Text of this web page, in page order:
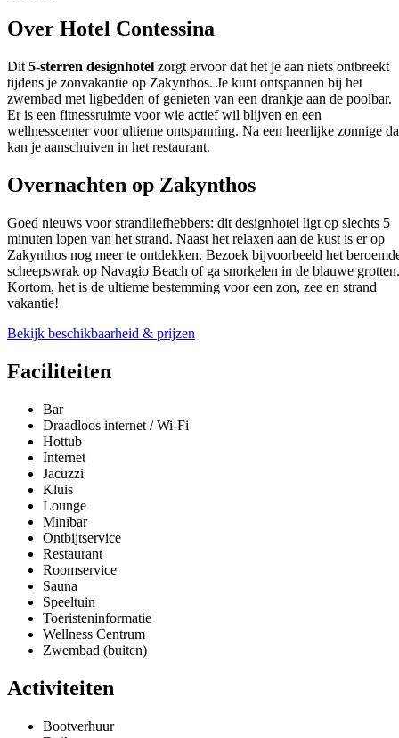
Over Hotel Contessina
Dit 5-sterren designhotel zorgt ervoor dat het je aan niets ontbreekt
tijdens je zonvakantie op Zakynthos. Je kunt ontspannen bij het
zwembad met ligbedden of genieten van een drankje aan de poolbar.
Er is een fitnessruimte voor wie actief wil blijven en een
wellnesscenter voor ultieme ontspanning. Na een heerlijke zonnige
kan je aanschuiven in het restaurant.
Overnachten op Zakynthos
Goed nieuws voor strandliefhebbers: dit designhotel ligt op slechts 5
minuten lopen van het strand. Naast het relaxen aan de kust is er op
Zakynthos nog meer te ontdekken. Bezoek bijvoorbeeld het
scheepswrak op Navagio Beach of ga snorkelen in de blauwe grotten.
Kortom, het is de ultieme bestemming voor een zon, zee en strand
vakantie!
Bekijk beschikbaarheid & prijzen
Faciliteiten
Bar
Draadloos internet / Wi-Fi
Hottub
Internet
Jacuzzi
Kluis
Lounge
Minibar
Ontbijtservice
Restaurant
Roomservice
Sauna
Speeltuin
Toeristeninformatie
Wellness Centrum
Zwembad (buiten)
Activiteiten
Bootverhuur